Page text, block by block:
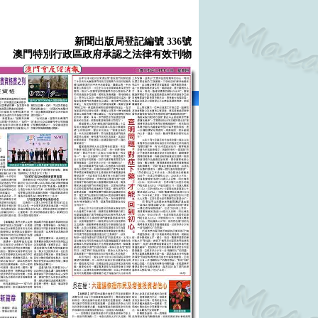
新聞出版局登記編號 336號
澳門特別行政區政府承認之法律有效刊物